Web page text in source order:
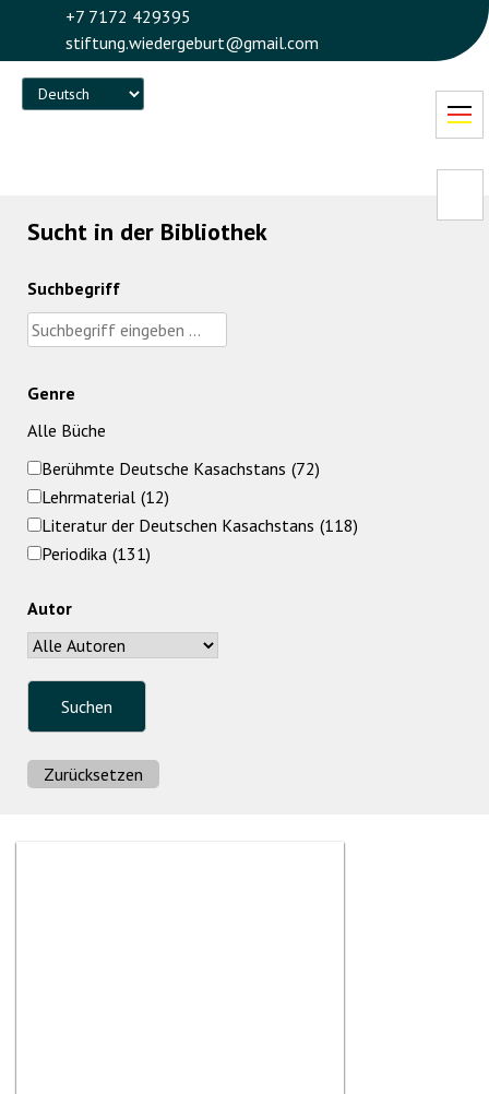
+7 7172 429395
stiftung.wiedergeburt@gmail.com
Language
Sucht in der Bibliothek
Suchbegriff
Genre
Alle Büche
Berühmte Deutsche Kasachstans (72)
Lehrmaterial (12)
Literatur der Deutschen Kasachstans (118)
Periodika (131)
Autor